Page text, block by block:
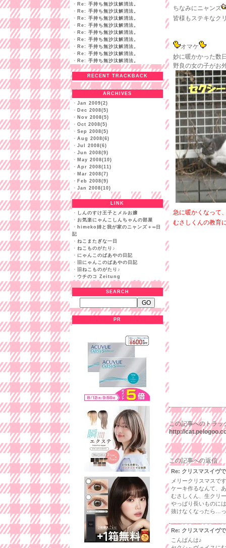
・ Re: 手持ち無沙汰解消法。
・ Re: 手持ち無沙汰解消法。
・ Re: 手持ち無沙汰解消法。
・ Re: 手持ち無沙汰解消法。
・ Re: 手持ち無沙汰解消法。
・ Re: 手持ち無沙汰解消法。
・ Re: 手持ち無沙汰解消法。
・ Re: 手持ち無沙汰解消法。
・ Re: 手持ち無沙汰解消法。
RECENT TRACKBACK
ARCHIVES
・ Jan 2009(2)
・ Dec 2008(5)
・ Nov 2008(5)
・ Oct 2008(5)
・ Sep 2008(5)
・ Aug 2008(6)
・ Jul 2008(6)
・ Jun 2008(9)
・ May 2008(10)
・ Apr 2008(11)
・ Mar 2008(7)
・ Feb 2008(9)
・ Jan 2008(10)
LINK
・ しんのすけ王子とメルお嬢
・ お気楽にゃんこしんちゃんの部屋
・ himeko姉と我が家のニャンズ＋∞日
記
・ ねこまたぎな一日
・ ねこものがたり♪
・ にゃんこのばあやの日記
・
旧にゃんこのばあやの日記
・
旧ねこものがたり♪
・ ウチのコ Zeitung
SEARCH
PR
ちなみにニャンズ
皆様もステキなク
オマケ
妙に暖かかった数
野良の女の子がお
急に暖かくなって
むさしくんの教育
この記事へのトラッ
http://
この記事への返信
Re: クリスマスイヴ
メリークリスマスで
ケーキ作るなんて、
むさしくん、生クリ
やっぱり長いものに
抜けなくなったら…
Re: クリスマスイヴ
こんばんは♪